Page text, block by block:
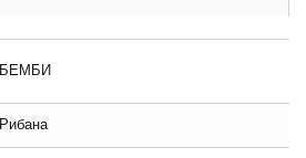
БЕМБИ
Рибана